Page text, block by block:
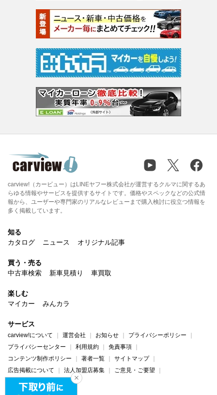
carview!（カービュー）はLINEヤフー株式会社が運営するクルマに関するあ
らゆる情報やサービスを提供するサイトです。価格やスペックなどの公式情
報から、ユーザーや専門家のリアルなレビューまで購入検討に役立つ情報を
多く掲載しています。
知る
カタログ
ニュース オリジナル記事
買う・売る
中古車検索
新車見積り 車買取
楽しむ
マイカー
みんカラ
サービス
carview!について 運営会社 お知らせ
プライバシーポリシー
プライバシーセンター
利用規約
免責事項
コンテンツ制作ポリシー
著者一覧
サイトマップ
広告掲載について
法人加盟店募集
ご意見・ご要望
ヘルプ・お問い合わせ